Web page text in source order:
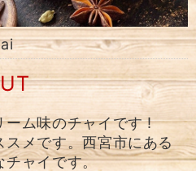
ーム味のチャイです !
メです。西宮市にある
チャイです。